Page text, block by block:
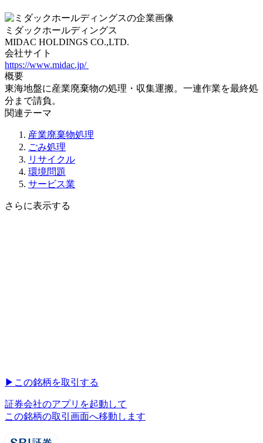
ミダックホールディングス
MIDAC HOLDINGS CO.,LTD.
会社サイト
https://www.midac.jp/
概要
東海地盤に産業廃棄物の処理・収集運搬。一連作業を最終処
分まで請負。
関連テーマ
産業廃棄物処理
ごみ処理
リサイクル
環境問題
サービス業
さらに表示する
▶︎ この銘柄を取引する
証券会社のアプリを起動して
この銘柄の取引画面へ移動します